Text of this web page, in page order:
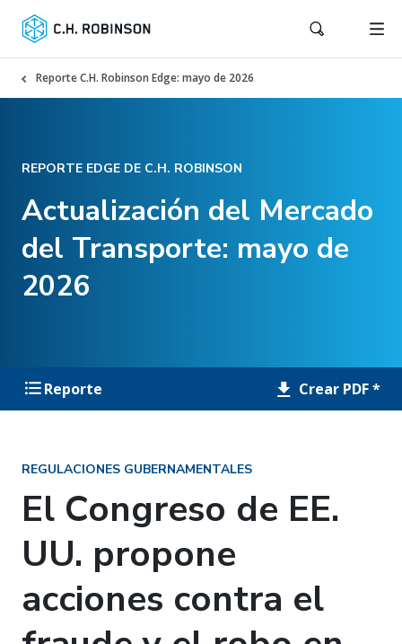
Reporte C.H. Robinson Edge: mayo de 2026
REPORTE EDGE DE C.H. ROBINSON
Actualización del Mercado
del Transporte: mayo de
2026
Reporte Crear PDF *
REGULACIONES GUBERNAMENTALES
El Congreso de EE.
UU. propone
acciones contra el